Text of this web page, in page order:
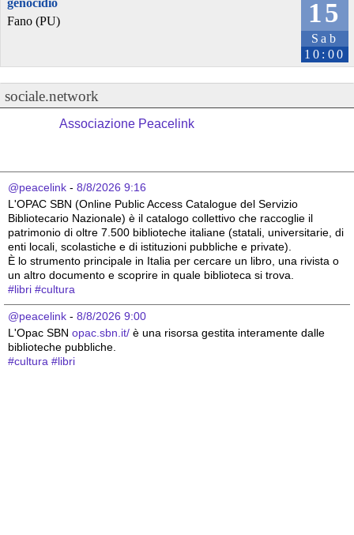
15
Sab
10:00
genocidio
Fano (PU)
sociale.network
Associazione Peacelink
@peacelink - 8/8/2026 9:16
L'OPAC SBN (Online Public Access Catalogue del Servizio
Bibliotecario Nazionale) è il catalogo collettivo che raccoglie il
patrimonio di oltre 7.500 biblioteche italiane (statali, universitarie, di
enti locali, scolastiche e di istituzioni pubbliche e private).
È lo strumento principale in Italia per cercare un libro, una rivista o
un altro documento e scoprire in quale biblioteca si trova.
#libri #cultura
@peacelink - 8/8/2026 9:00
L'Opac SBN opac.sbn.it/ è una risorsa gestita interamente dalle
biblioteche pubbliche.
#cultura #libri